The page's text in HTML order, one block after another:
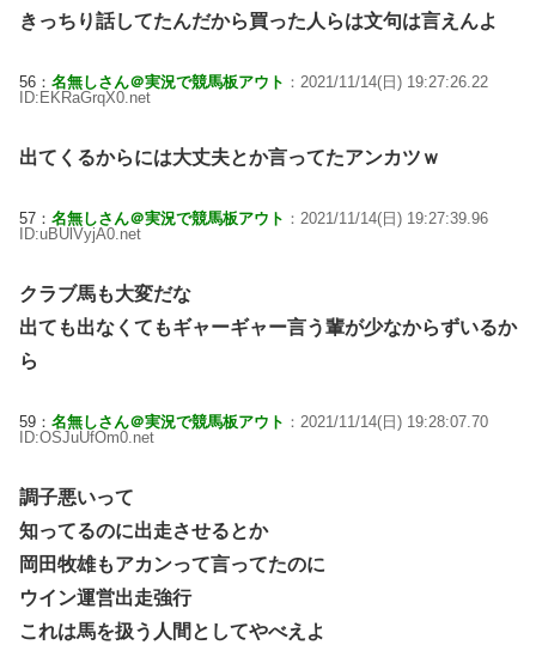
きっちり話してたんだから買った人らは文句は言えんよ
56： 名無しさん＠実況で競馬板アウト ：2021/11/14(日) 19:27:26.22
ID:EKRaGrqX0.net
出てくるからには大丈夫とか言ってたアンカツｗ
57： 名無しさん＠実況で競馬板アウト ：2021/11/14(日) 19:27:39.96
ID:uBUlVyjA0.net
クラブ馬も大変だな
出ても出なくてもギャーギャー言う輩が少なからずいるか
ら
59： 名無しさん＠実況で競馬板アウト ：2021/11/14(日) 19:28:07.70
ID:OSJuUfOm0.net
調子悪いって
知ってるのに出走させるとか
岡田牧雄もアカンって言ってたのに
ウイン運営出走強行
これは馬を扱う人間としてやべえよ